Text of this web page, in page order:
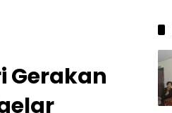
Gerakan